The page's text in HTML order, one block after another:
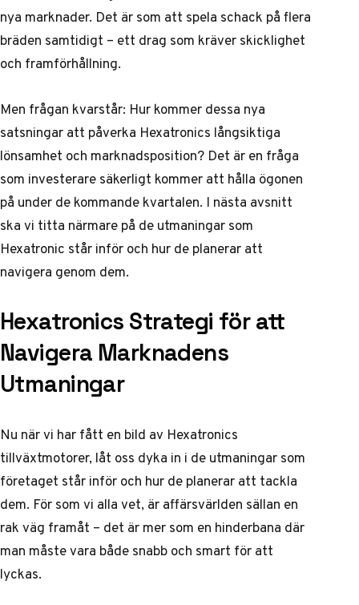
nya marknader. Det är som att spela schack på flera
bräden samtidigt – ett drag som kräver skicklighet
och framförhållning.
Men frågan kvarstår: Hur kommer dessa nya
satsningar att påverka Hexatronics långsiktiga
lönsamhet och marknadsposition? Det är en fråga
som investerare säkerligt kommer att hålla ögonen
på under de kommande kvartalen. I nästa avsnitt
ska vi titta närmare på de utmaningar som
Hexatronic står inför och hur de planerar att
navigera genom dem.
Hexatronics Strategi för att
Navigera Marknadens
Utmaningar
Nu när vi har fått en bild av Hexatronics
tillväxtmotorer, låt oss dyka in i de utmaningar som
företaget står inför och hur de planerar att tackla
dem. För som vi alla vet, är affärsvärlden sällan en
rak väg framåt – det är mer som en hinderbana där
man måste vara både snabb och smart för att
lyckas.